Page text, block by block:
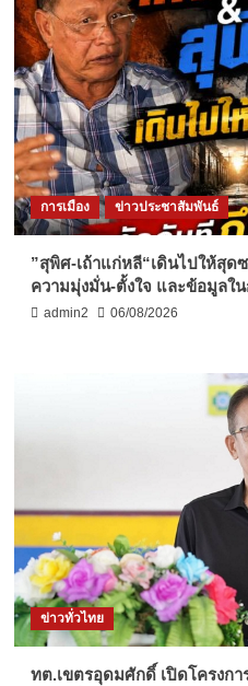
การเมือง ข่าวประชาสัมพันธ์
”สุพิศ-เถ้าแก่หลี“เดินไปให้สุ
ความมุ่งมั่น-ตั้งใจ และข้อมูลใ
admin2 06/08/2026
ข่าวทั่วไทย
ทต.เขตรอุดมศักดิ์ เปิดโครงก